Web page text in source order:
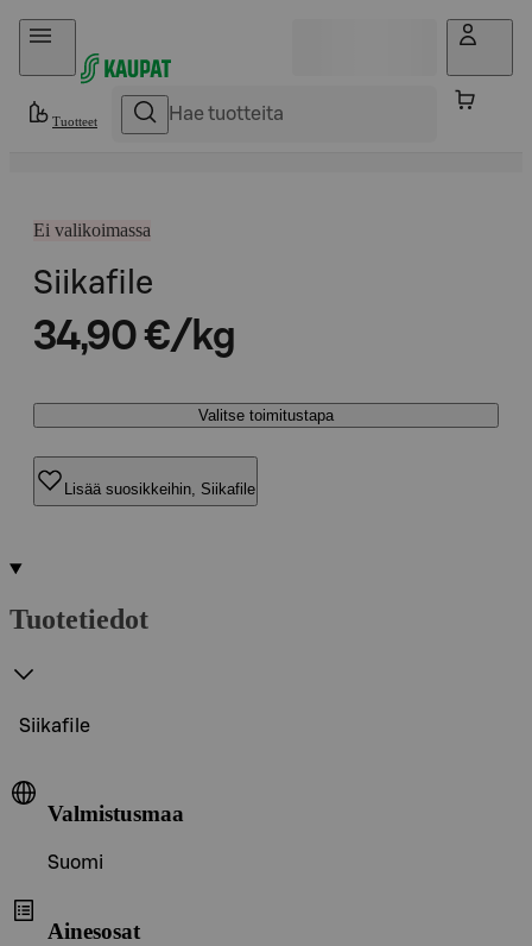
Hyppää sisältöön
Tuotteet
Ei valikoimassa
Siikafile
34,90 €/kg
Valitse toimitustapa
Lisää suosikkeihin, Siikafile
Tuotetiedot
Siikafile
Valmistusmaa
Suomi
Ainesosat